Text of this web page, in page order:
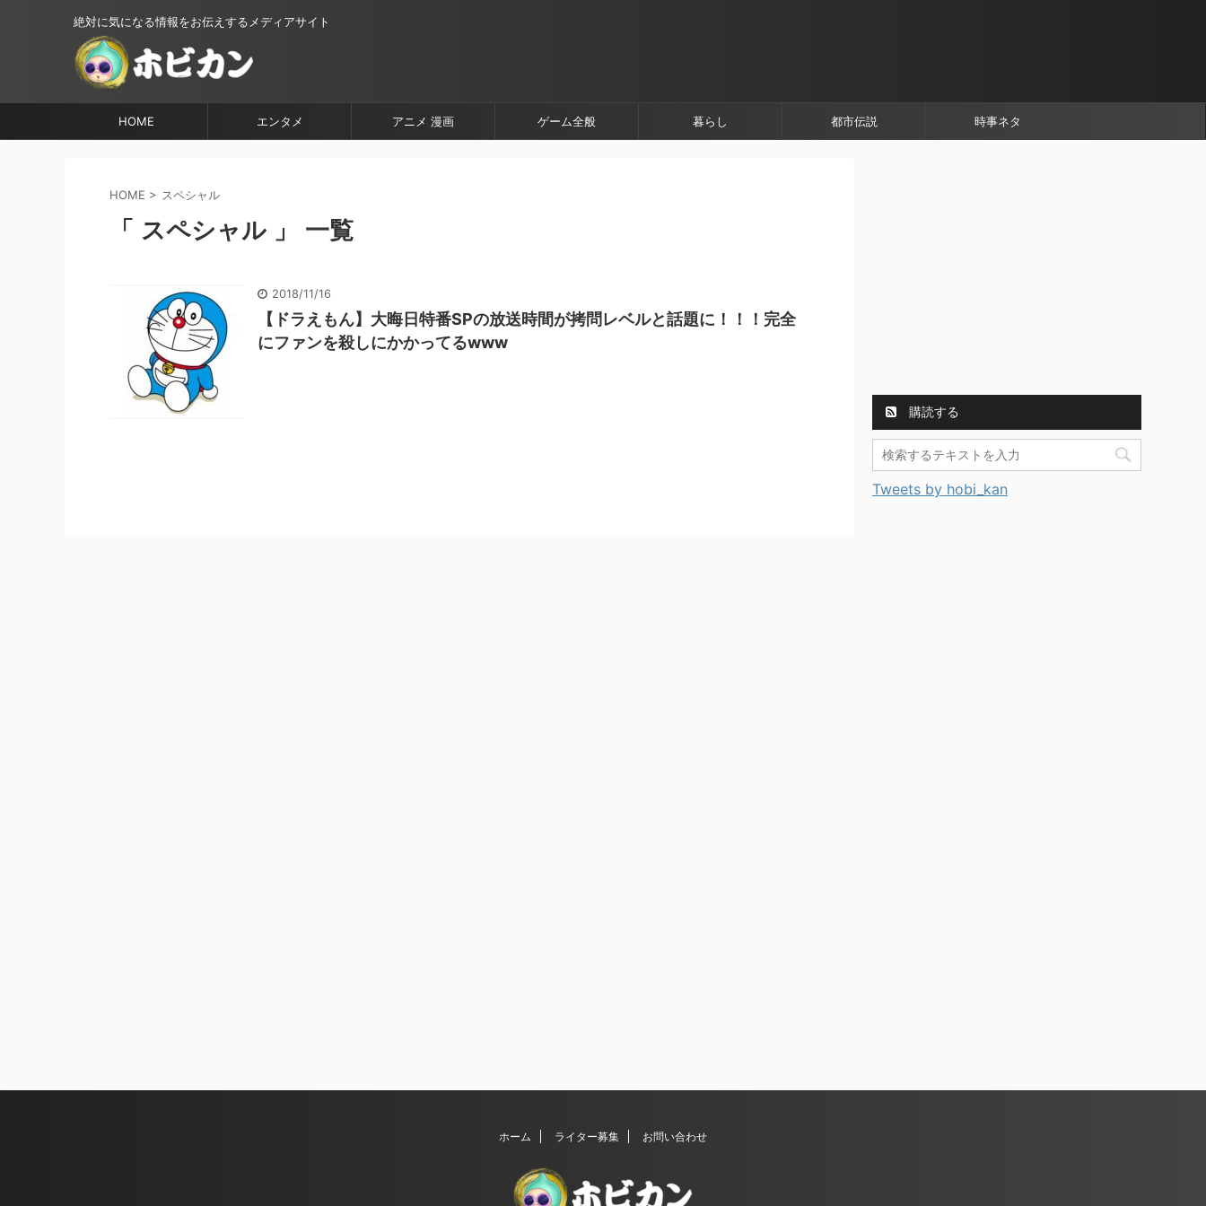
絶対に気になる情報をお伝えするメディアサイト
HOME エンタメ アニメ 漫画 ゲーム全般 暮らし 都市伝説 時事ネタ
HOME > スペシャル
「 スペシャル 」 一覧
2018/11/16
【ドラえもん】大晦日特番SPの放送時間が拷問レベルと話題に！！！完全
にファンを殺しにかかってるwww
購読する
Tweets by hobi_kan
ホーム ライター募集 お問い合わせ